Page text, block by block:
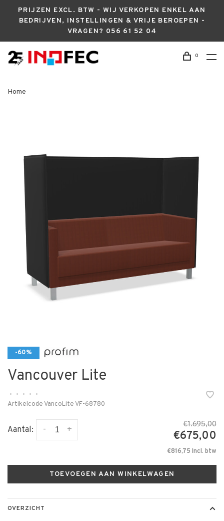
PRIJZEN EXCL. BTW - WIJ VERKOPEN ENKEL AAN
BEDRIJVEN, INSTELLINGEN & VRIJE BEROEPEN -
VRAGEN? 056 61 52 04
0
Home
-60%
Vancouver Lite
• • • •
•
ArtikelcodeVancoLite VF-68780
Aantal: +
-
€1.695,00
€675,00
€816,75 Incl. btw
TOEVOEGEN AAN WINKELWAGEN
OVERZICHT